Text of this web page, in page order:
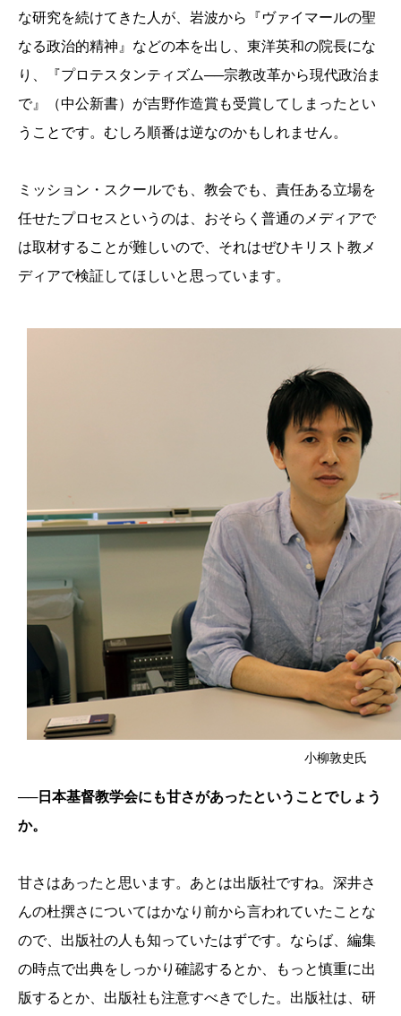
な研究を続けてきた人が、岩波から『ヴァイマールの聖
なる政治的精神』などの本を出し、東洋英和の院長にな
り、『プロテスタンティズム──宗教改革から現代政治ま
で』（中公新書）が吉野作造賞も受賞してしまったとい
うことです。むしろ順番は逆なのかもしれません。
ミッション・スクールでも、教会でも、責任ある立場を
任せたプロセスというのは、おそらく普通のメディアで
は取材することが難しいので、それはぜひキリスト教メ
ディアで検証してほしいと思っています。
小柳敦史氏
──日本基督教学会にも甘さがあったということでしょう
か。
甘さはあったと思います。あとは出版社ですね。深井さ
んの杜撰さについてはかなり前から言われていたことな
ので、出版社の人も知っていたはずです。ならば、編集
の時点で出典をしっかり確認するとか、もっと慎重に出
版するとか、出版社も注意すべきでした。出版社は、研